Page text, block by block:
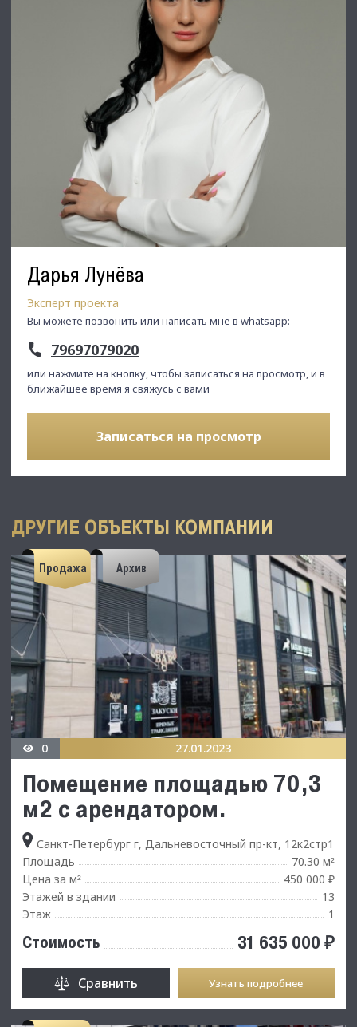
Дарья Лунёва
Эксперт проекта
Вы можете позвонить или написать мне в whatsapp:
79697079020
или нажмите на кнопку, чтобы записаться на просмотр, и в
ближайшее время я свяжусь с вами
Записаться на просмотр
ДРУГИЕ ОБЪЕКТЫ КОМПАНИИ
Продажа Архив
0 27.01.2023
Помещение площадью 70,3
м2 с арендатором.
Санкт-Петербург г, Дальневосточный пр-кт, 12к2стр1
Площадь
70.30 м²
Цена за м²
450 000 ₽
Этажей в здании
13
Этаж
1
Стоимость 31 635 000 ₽
Сравнить Узнать подробнее